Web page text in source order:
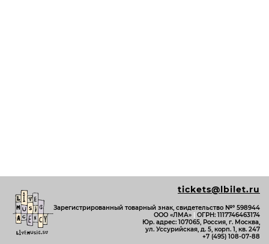
tickets@lbilet.ru
Зарегистрированный товарный знак, свидетельство №º 598944
ООО «ЛМА» | ОГРН: 1117746463174
Юр. адрес: 107065, Россия, г. Москва,
ул. Уссурийская, д. 5, корп. 1, кв. 247
+7 (495) 108-07-88